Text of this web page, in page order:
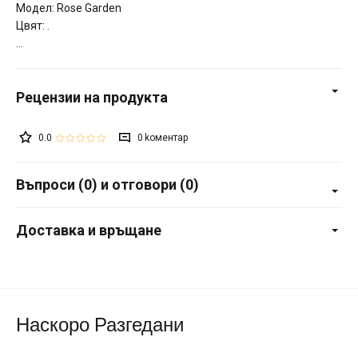
Модел: Rose Garden
Цвят: .
0.0 0
Въпроси (0) и отговори (0)
Доставка и връщане
Наскоро Разгедани